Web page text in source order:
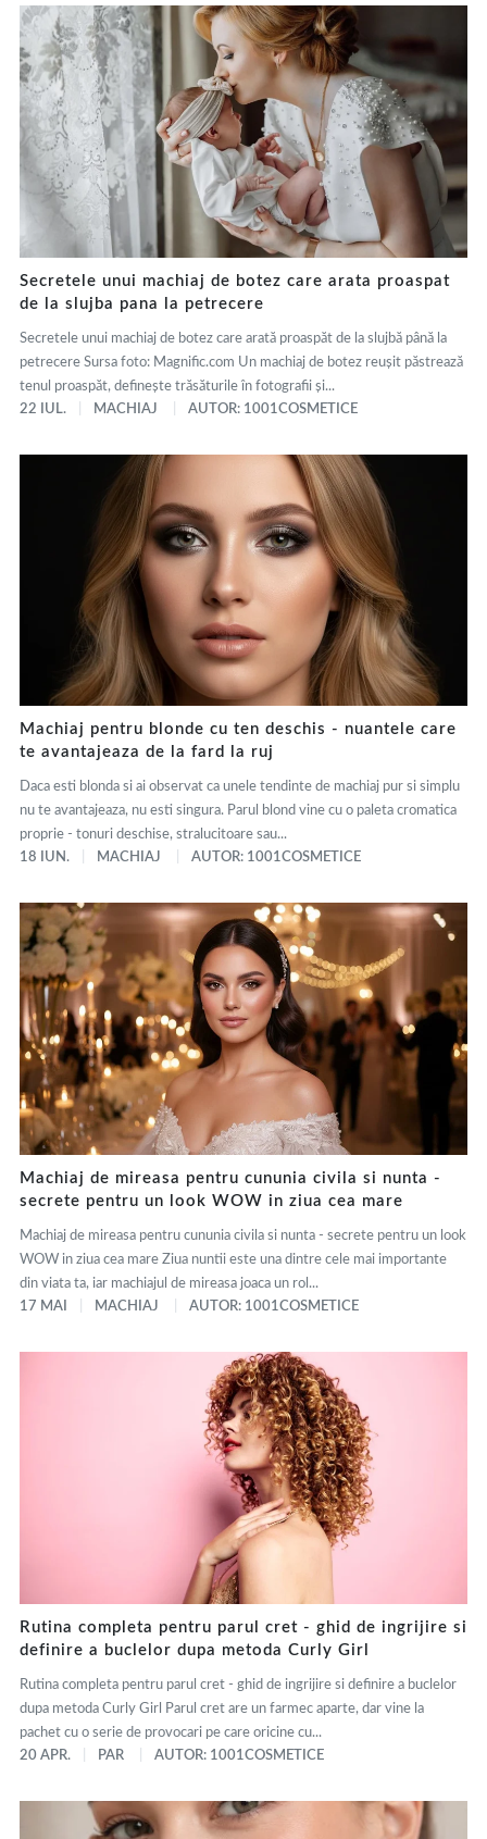
Secretele unui machiaj de botez care arata proaspat
de la slujba pana la petrecere
Secretele unui machiaj de botez care arată proaspăt de la slujbă până la
petrecere Sursa foto: Magnific.com Un machiaj de botez reușit păstrează
tenul proaspăt, definește trăsăturile în fotografii și...
22 IUL.
MACHIAJ AUTOR: 1001COSMETICE
Machiaj pentru blonde cu ten deschis - nuantele care
te avantajeaza de la fard la ruj
Daca esti blonda si ai observat ca unele tendinte de machiaj pur si simplu
nu te avantajeaza, nu esti singura. Parul blond vine cu o paleta cromatica
proprie - tonuri deschise, stralucitoare sau...
18 IUN.
MACHIAJ AUTOR: 1001COSMETICE
Machiaj de mireasa pentru cununia civila si nunta -
secrete pentru un look WOW in ziua cea mare
Machiaj de mireasa pentru cununia civila si nunta - secrete pentru un look
WOW in ziua cea mare Ziua nuntii este una dintre cele mai importante
din viata ta, iar machiajul de mireasa joaca un rol...
17 MAI
MACHIAJ AUTOR: 1001COSMETICE
Rutina completa pentru parul cret - ghid de ingrijire si
definire a buclelor dupa metoda Curly Girl
Rutina completa pentru parul cret - ghid de ingrijire si definire a buclelor
dupa metoda Curly Girl Parul cret are un farmec aparte, dar vine la
pachet cu o serie de provocari pe care oricine cu...
20 APR.
PAR AUTOR: 1001COSMETICE